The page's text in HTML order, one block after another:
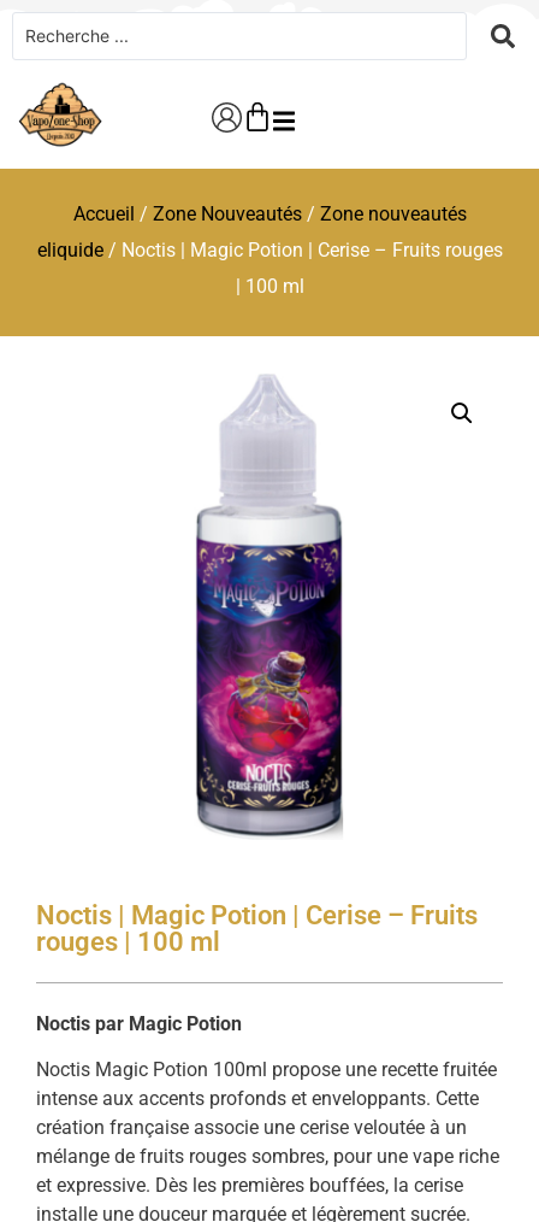
Accueil / Zone Nouveautés/ Zone nouveautés
eliquide/ Noctis | Magic Potion | Cerise – Fruits rouges
| 100 ml
Noctis | Magic Potion | Cerise – Fruits
rouges | 100 ml
Noctis par Magic Potion
Noctis Magic Potion 100ml propose une recette fruitée
intense aux accents profonds et enveloppants. Cette
création française associe une cerise veloutée à un
mélange de fruits rouges sombres, pour une vape riche
et expressive. Dès les premières bouffées, la cerise
installe une douceur marquée et légèrement sucrée.